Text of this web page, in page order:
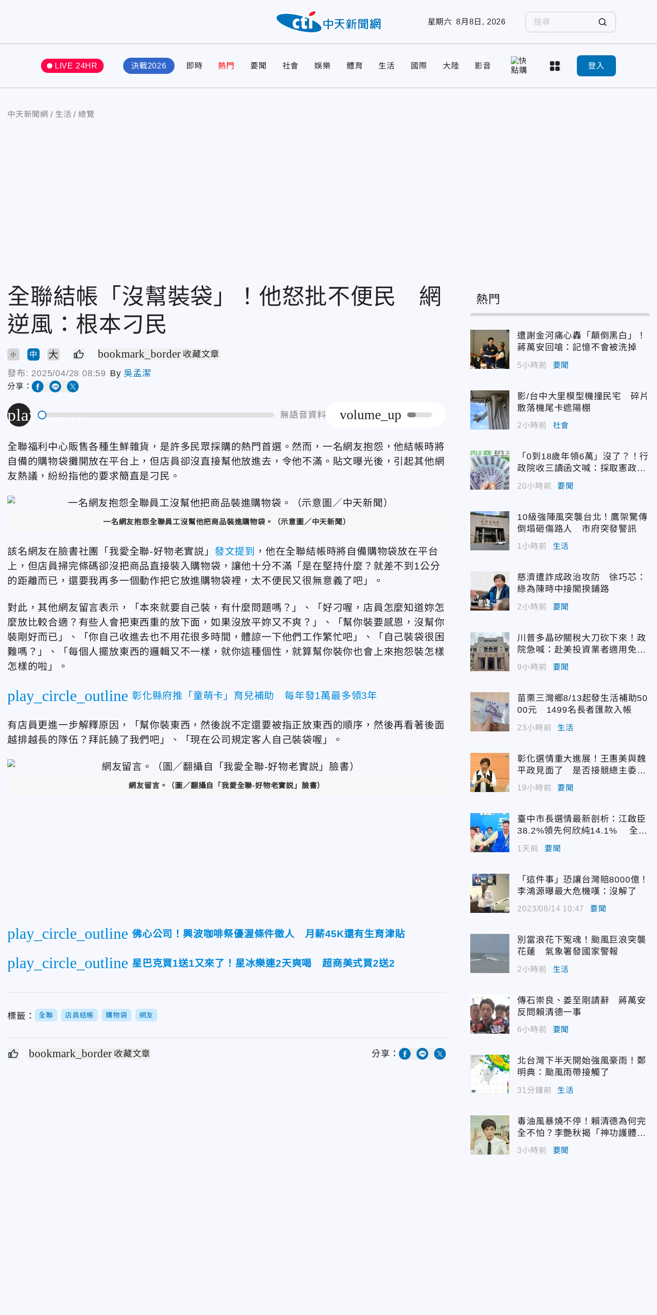
星期六 8月8日, 2026
LIVE 24HR 決戰2026 即時 熱門 要聞 社會 娛樂 體育 生活 國際 大陸 影音 登入
中天新聞網 生活 總覽
全聯結帳「沒幫裝袋」！他怒批不便民 網
逆風：根本刁民
小 中 大 bookmark_border 收藏文章
發布: 2025/04/28 08:59 By 吳孟潔
分享：
play_arrow 無語音資料 volume_up
全聯福利中心販售各種生鮮雜貨，是許多民眾採購的熱門首選。然而，一名網友抱怨，他結帳時將
自備的購物袋攤開放在平台上，但店員卻沒直接幫他放進去，令他不滿。貼文曝光後，引起其他網
友熱議，紛紛指他的要求簡直是刁民。
一名網友抱怨全聯員工沒幫他把商品裝進購物袋。（示意圖／中天新聞）
該名網友在臉書社團「我愛全聯-好物老實説」 發文提到
，他在全聯結帳時將自備購物袋放在平台
上，但店員掃完條碼卻沒把商品直接裝入購物袋，讓他十分不滿「是在堅持什麼？就差不到1公分
的距離而已，還要我再多一個動作把它放進購物袋裡，太不便民又很無意義了吧」。
對此，其他網友留言表示，「本來就要自己裝，有什麼問題嗎？」、「好刁喔，店員怎麼知道妳怎
麼放比較合適？有些人會把東西重的放下面，如果沒放平妳又不爽？」、「幫你裝要感恩，沒幫你
裝剛好而已」、「你自己收進去也不用花很多時間，體諒一下他們工作繁忙吧」、「自己裝袋很困
難嗎？」、「每個人擺放東西的邏輯又不一樣，就你這種個性，就算幫你裝你也會上來抱怨裝怎樣
怎樣的啦」。
play_circle_outline 彰化縣府推「童萌卡」育兒補助 每年發1萬最多領3年
有店員更進一步解釋原因，「幫你裝東西，然後說不定還要被指正放東西的順序，然後再看著後面
越排越長的隊伍？拜託饒了我們吧」、「現在公司規定客人自己裝袋喔」。
網友留言。（圖／翻攝自「我愛全聯-好物老實説」臉書）
play_circle_outline 佛心公司！興波咖啡祭優渥條件徵人 月薪45K還有生育津貼
play_circle_outline 星巴克買1送1又來了！星冰樂連2天爽喝 超商美式買2送2
標籤： 全聯 店員結帳 購物袋 網友
bookmark_border 收藏文章 分享：
熱門
遭謝金河痛心轟「顛倒黑白」！
蔣萬安回嗆：記憶不會被洗掉
5小時前 要聞
影/台中大里模型機撞民宅 碎片
散落機尾卡遮陽棚
2小時前 社會
「0到18歲年領6萬」沒了？！行
政院收三讀函文喊：採取憲政作
20小時前 要聞
10級強陣風突襲台北！鷹架驚傳
倒塌砸傷路人 市府突發警訊
1小時前 生活
慈濟遭詐成政治攻防 徐巧芯：
綠為陳時中接閣揆鋪路
2小時前 要聞
川普多晶矽關稅大刀砍下來！政
院急喊：赴美投資業者適用免稅
配額
9小時前 要聞
苗栗三灣鄉8/13起發生活補助50
00元 1499名長者匯款入帳
23小時前 生活
彰化選情重大進展！王惠美與魏
平政見面了 是否接競總主委態
度曝光
19小時前 要聞
臺中市長選情最新剖析：江啟臣
38.2%領先何欣純14.1% 全世
代支持度全面居首
1天前 要聞
「這件事」恐讓台灣賠8000億！
李鴻源曝最大危機嘆：沒解了
2023/08/14 10:47 要聞
別當浪花下冤魂！颱風巨浪突襲
花蓮 氣象署發國家警報
2小時前 生活
傳石崇良、姜至剛請辭 蔣萬安
反問賴清德一事
6小時前 要聞
北台灣下半天開始強風豪雨！鄭
明典：颱風雨帶接觸了
31分鐘前 生活
毒油風暴燒不停！賴清德為何完
全不怕？李艷秋揭「神功護體」
驚人算計
3小時前 要聞